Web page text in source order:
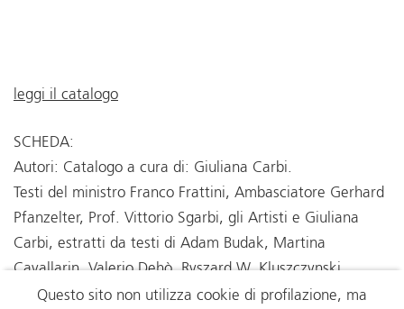
leggi il catalogo
SCHEDA:
Autori: Catalogo a cura di: Giuliana Carbi.
Testi del ministro Franco Frattini, Ambasciatore Gerhard
Pfanzelter, Prof. Vittorio Sgarbi, gli Artisti e Giuliana
Carbi, estratti da testi di Adam Budak, Martina
Cavallarin, Valerio Dehò, Ryszard W. Kluszczynski,
www.fotomuseum.ch.
Questo sito non utilizza cookie di profilazione, ma